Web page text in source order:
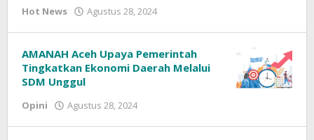
Hot News Agustus 28, 2024
AMANAH Aceh Upaya Pemerintah
Tingkatkan Ekonomi Daerah Melalui
SDM Unggul
Opini Agustus 28, 2024